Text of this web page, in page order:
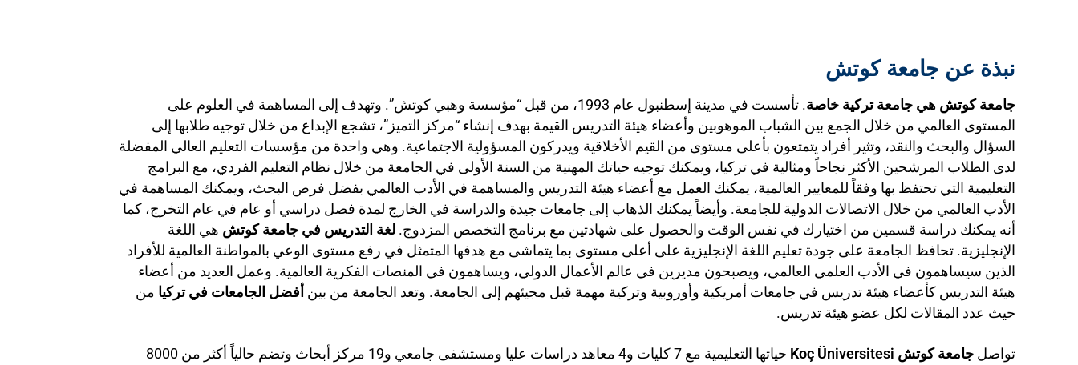
نبذة عن جامعة كوتش
جامعة كوتش هي جامعة تركية خاصة
. تأسست في مدينة إسطنبول عام 1993، من قبل “مؤسسة وهبي كوتش”. وتهدف إلى المساهمة في العلوم على
المستوى العالمي من خلال الجمع بين الشباب الموهوبين وأعضاء هيئة التدريس القيمة بهدف إنشاء “مركز التميز”، تشجع الإبداع من خلال توجيه طلابها إلى
السؤال والبحث والنقد، وتثير أفراد يتمتعون بأعلى مستوى من القيم الأخلاقية ويدركون المسؤولية الاجتماعية. وهي واحدة من مؤسسات التعليم العالي المفضلة
لدى الطلاب المرشحين الأكثر نجاحاً ومثالية في تركيا، ويمكنك توجيه حياتك المهنية من السنة الأولى في الجامعة من خلال نظام التعليم الفردي، مع البرامج
التعليمية التي تحتفظ بها وفقاً للمعايير العالمية، يمكنك العمل مع أعضاء هيئة التدريس والمساهمة في الأدب العالمي بفضل فرص البحث، ويمكنك المساهمة في
الأدب العالمي من خلال الاتصالات الدولية للجامعة. وأيضاً يمكنك الذهاب إلى جامعات جيدة والدراسة في الخارج لمدة فصل دراسي أو عام في عام التخرج، كما
أنه يمكنك دراسة قسمين من اختيارك في نفس الوقت والحصول على شهادتين مع برنامج التخصص المزدوج. لغة التدريس في جامعة كوتش هي اللغة
الإنجليزية. تحافظ الجامعة على جودة تعليم اللغة الإنجليزية على أعلى مستوى بما يتماشى مع هدفها المتمثل في رفع مستوى الوعي بالمواطنة العالمية للأفراد
الذين سيساهمون في الأدب العلمي العالمي، ويصبحون مديرين في عالم الأعمال الدولي، ويساهمون في المنصات الفكرية العالمية. وعمل العديد من أعضاء
هيئة التدريس كأعضاء هيئة تدريس في جامعات أمريكية وأوروبية وتركية مهمة قبل مجيئهم إلى الجامعة. وتعد الجامعة من بين أفضل الجامعات في تركيا من
حيث عدد المقالات لكل عضو هيئة تدريس.
تواصل جامعة كوتش Koç Üniversitesi
حياتها التعليمية مع 7 كليات و4 معاهد دراسات عليا ومستشفى جامعي و19 مركز أبحاث وتضم حالياً أكثر من 8000